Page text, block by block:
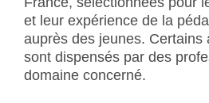
et leur expérience de la
auprès des jeunes. Certains
sont dispensés par des
domaine concerné.